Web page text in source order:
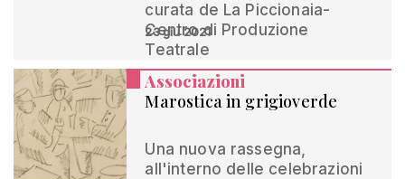
curata de La Piccionaia-
Centro di Produzione
Teatrale
23 giu 2021
Associazioni
Marostica in grigioverde
Una nuova rassegna,
all'interno delle celebrazioni